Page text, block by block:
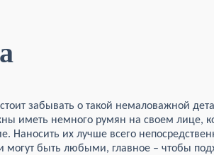
забывать о такой немаловажной
иметь немного румян на своем лице,
Наносить их лучше всего
могут быть любыми, главное – чтобы